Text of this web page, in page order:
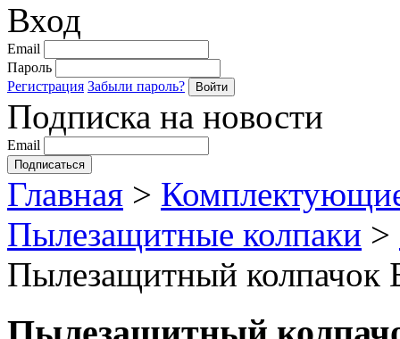
Вход
Email
Пароль
Регистрация Забыли пароль?
Подписка на новости
Email
Главная >
Пылезащитные колпаки >
Пылезащитный колпачок